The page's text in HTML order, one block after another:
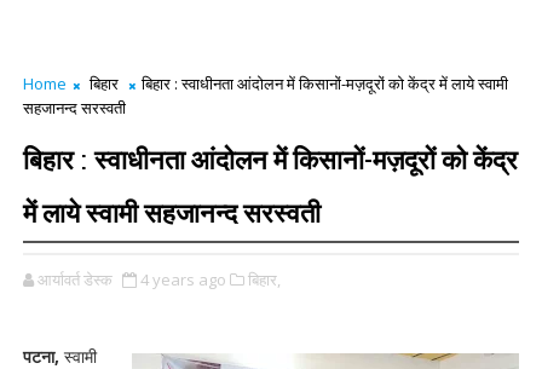
Home बिहार
बिहार : स्वाधीनता आंदोलन में किसानों-मज़दूरों को केंद्र में लाये स्वामी
सहजानन्द सरस्वती
बिहार : स्वाधीनता आंदोलन में किसानों-मज़दूरों को केंद्र
में लाये स्वामी सहजानन्द सरस्वती
आर्यावर्त डेस्क 4 years ago बिहार,
पटना, स्वामी